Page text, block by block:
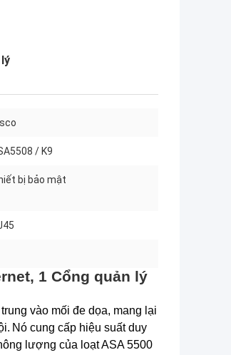
/ K9
bị bảo mật
1 Cổng quản lý
vào mối đe dọa, mang lại
Nó cung cấp hiệu suất duy
lượng của loạt ASA 5500